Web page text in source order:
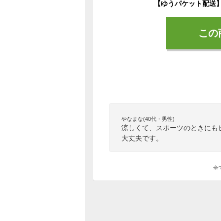
こ
やなまな(40代・男性)
涼しくて、スポーツのときに
大丈夫です。
全